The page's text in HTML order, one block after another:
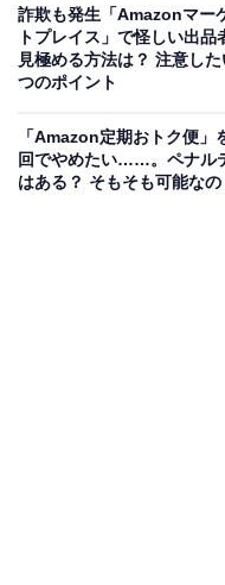
Anker PowerPort
詐欺も発生「Amazonマー
トプレイス」で怪しい出品
見極める方法は？ 注意し
つのポイント
「Amazon定期おトク便」
回でやめたい……。ペナル
はある？ そもそも可能なの